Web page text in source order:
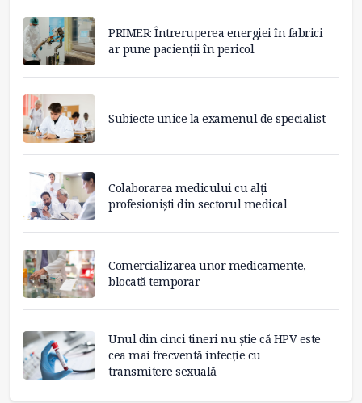
PRIMER: Întreruperea energiei în fabrici
ar pune pacienții în pericol
Subiecte unice la examenul de specialist
Colaborarea medicului cu alți
profesioniști din sectorul medical
Comercializarea unor medicamente,
blocată temporar
Unul din cinci tineri nu știe că HPV este
cea mai frecventă infecție cu
transmitere sexuală